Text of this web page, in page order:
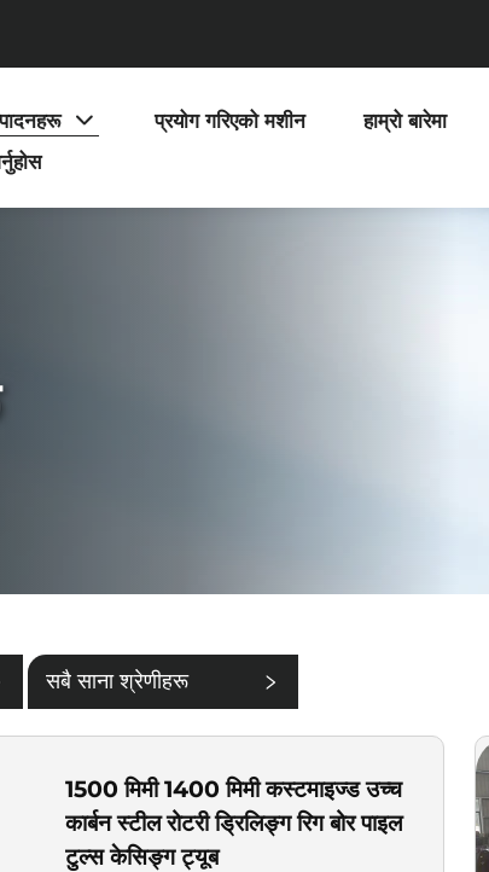
प्रयोग गरिएको मशीन हाम्रो बारेमा
सबै साना श्रेणीहरू
1500 मिमी 1400 मिमी कस्टमाइज्ड उच्च
कार्बन स्टील रोटरी ड्रिलिङ्ग रिग बोर पाइल
टुल्स केसिङ्ग ट्यूब